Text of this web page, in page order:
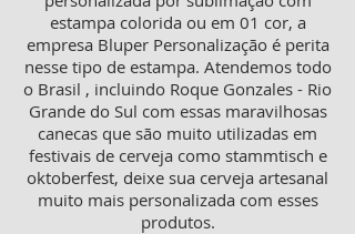
estampa colorida ou em 01 cor, a
empresa Bluper Personalização é perita
nesse tipo de estampa. Atendemos todo
o Brasil , incluindo Roque Gonzales - Rio
Grande do Sul com essas maravilhosas
canecas que são muito utilizadas em
festivais de cerveja como stammtisch e
oktoberfest, deixe sua cerveja artesanal
muito mais personalizada com esses
produtos.